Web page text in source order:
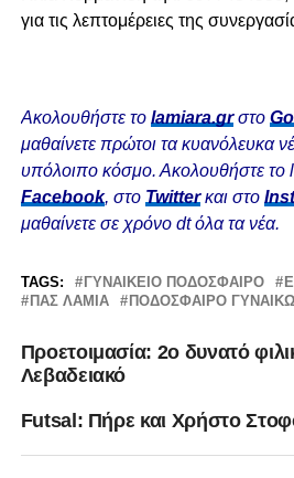
για τις λεπτομέρειες της
Ακολουθήστε το lamiara.grστο
μαθαίνετε πρώτοι τα κυανόλευκα
υπόλοιπο κόσμο. Ακολουθήστε το
Facebook, στο Twitterκαι στο
μαθαίνετε σε χρόνο dt όλα τα νέα.
TAGS: ΓΥΝΑΙΚΕΊΟ ΠΟΔΌΣΦΑΙΡΟ
ΠΑΣ ΛΑΜΙΑ
ΠΟΔΟΣΦΑΙΡΟ
Προετοιμασία: 2ο δυνατό
Λεβαδειακό
Futsal: Πήρε και Χρήστο